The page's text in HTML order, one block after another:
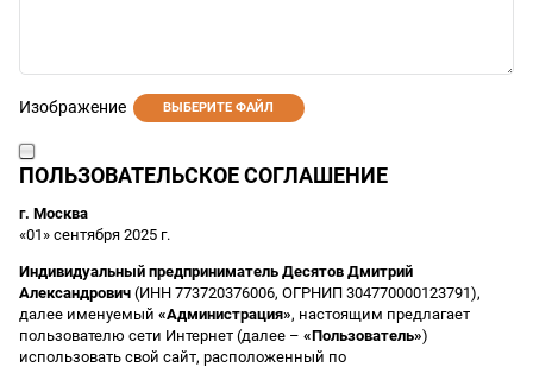
Изображение ВЫБЕРИТЕ ФАЙЛ
ПОЛЬЗОВАТЕЛЬСКОЕ СОГЛАШЕНИЕ
г. Москва
«01» сентября 2025 г.
Индивидуальный предприниматель Десятов Дмитрий
Александрович (ИНН 773720376006, ОГРНИП 304770000123791),
далее именуемый «Администрация», настоящим предлагает
пользователю сети Интернет (далее – «Пользователь»)
использовать свой сайт, расположенный по